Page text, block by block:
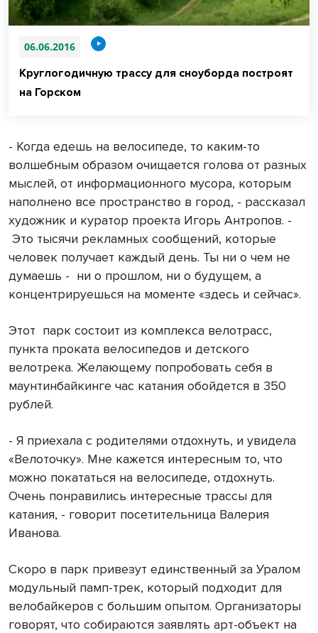
06.06.2016
Круглогодичную трассу для сноуборда построят
на Горском
- Когда едешь на велосипеде, то каким-то
волшебным образом очищается голова от разных
мыслей, от информационного мусора, которым
наполнено все пространство в город, - рассказал
художник и куратор проекта Игорь Антропов. -
Это тысячи рекламных сообщений, которые
человек получает каждый день. Ты ни о чем не
думаешь - ни о прошлом, ни о будущем, а
концентрируешься на моменте «здесь и сейчас».
Этот парк состоит из комплекса велотрасс,
пункта проката велосипедов и детского
велотрека. Желающему попробовать себя в
маунтинбайкинге час катания обойдется в 350
рублей.
- Я приехала с родителями отдохнуть, и увидела
«Велоточку». Мне кажется интересным то, что
можно покататься на велосипеде, отдохнуть.
Очень понравились интересные трассы для
катания, - говорит посетительница Валерия
Иванова.
Скоро в парк привезут единственный за Уралом
модульный памп-трек, который подходит для
велобайкеров с большим опытом. Организаторы
говорят, что собираются заявлять арт-объект на